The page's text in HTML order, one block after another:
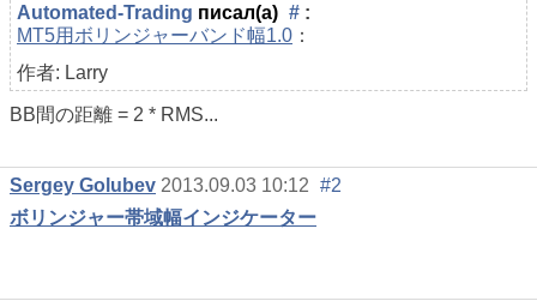
Automated-Trading писал(а) # :
MT5用ボリンジャーバンド幅1.0 ：
作者: Larry
BB間の距離 = 2 * RMS...
Sergey Golubev 2013.09.03 10:12 #2
ボリンジャー帯域幅インジケーター